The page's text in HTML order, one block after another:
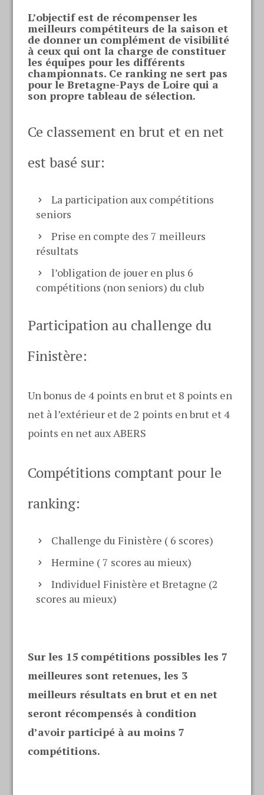
L’objectif est de récompenser les
meilleurs compétiteurs de la saison et
de donner un complément de visibilité
à ceux qui ont la charge de constituer
les équipes pour les différents
championnats. Ce ranking ne sert pas
pour le Bretagne-Pays de Loire qui a
son propre tableau de sélection.
Ce classement en brut et en net
est basé sur:
La participation aux compétitions
seniors
Prise en compte des 7 meilleurs
résultats
l’obligation de jouer en plus 6
compétitions (non seniors) du club
Participation au challenge du
Finistère:
Un bonus de 4 points en brut et 8 points en
net à l’extérieur et de 2 points en brut et 4
points en net aux ABERS
Compétitions comptant pour le
ranking:
Challenge du Finistère ( 6 scores)
Hermine ( 7 scores au mieux)
Individuel Finistère et Bretagne (2
scores au mieux)
Sur les 15 compétitions possibles les 7
meilleures sont retenues, les 3
meilleurs résultats en brut et en net
seront récompensés à condition
d’avoir participé à au moins 7
compétitions.